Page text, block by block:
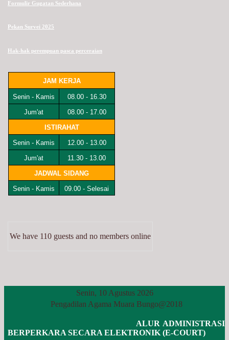
Formulir Gugatan Sederhana
Pekan Survei 2025
Hak-hak perempuan pasca perceraian
JAM KERJA
Senin - Kamis
08.00 - 16.30
Jum'at
08.00 - 17.00
ISTIRAHAT
Senin - Kamis
12.00 - 13.00
Jum'at
11.30 - 13.00
JADWAL SIDANG
Senin - Kamis
09.00 - Selesai
We have 110 guests and no members online
Senin, 10 Agustus 2026
Pengadilan Agama Muara Bungo@2018
ALUR ADMINISTRASI
BERPERKARA SECARA ELEKTRONIK (E-COURT)